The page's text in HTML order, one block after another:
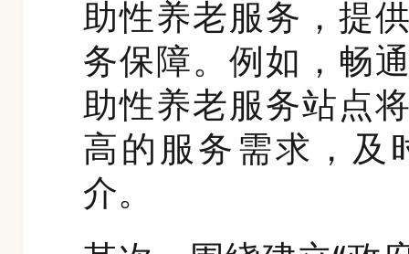
助性养老服务，提
务保障。例如，畅
助性养老服务站点
高的服务需求，及
介。